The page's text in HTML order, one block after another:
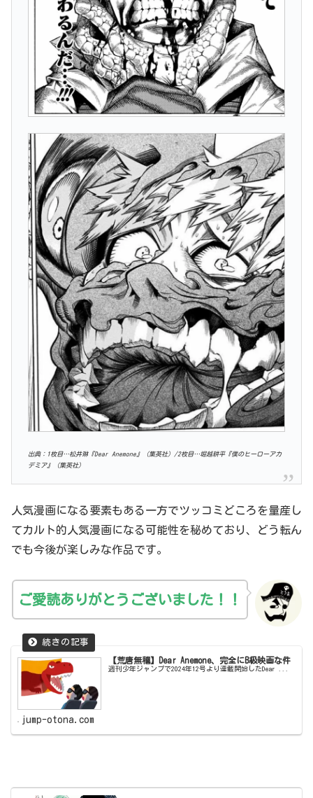
出典：1枚目…松井琳『Dear Anemone』（集英社）/2枚目…堀越耕平『僕のヒーローアカ
デミア』（集英社）
人気漫画になる要素もある一方でツッコミどころを量産し
てカルト的人気漫画になる可能性を秘めており、どう転ん
でも今後が楽しみな作品です。
ご愛読ありがとうございました！！
【荒唐無稽】Dear Anemone、完全にB級映画な件
週刊少年ジャンプで2024年12号より連載開始したDear ...
jump-otona.com